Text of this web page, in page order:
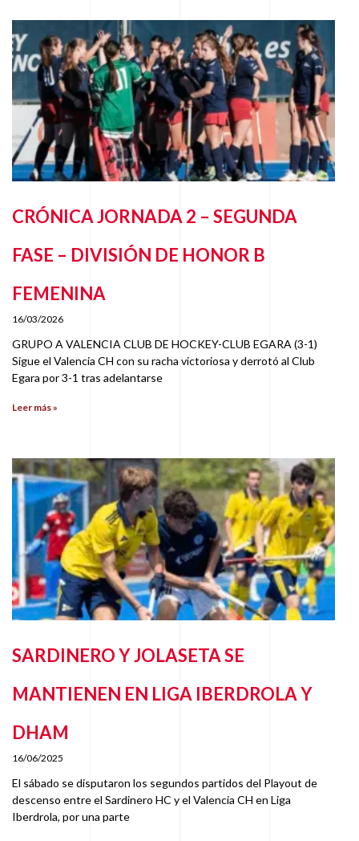
CRÓNICA JORNADA 2 – SEGUNDA
FASE – DIVISIÓN DE HONOR B
FEMENINA
16/03/2026
GRUPO A VALENCIA CLUB DE HOCKEY-CLUB EGARA (3-1)
Sigue el Valencia CH con su racha victoriosa y derrotó al Club
Egara por 3-1 tras adelantarse
Leer más »
SARDINERO Y JOLASETA SE
MANTIENEN EN LIGA IBERDROLA Y
DHAM
16/06/2025
El sábado se disputaron los segundos partidos del Playout de
descenso entre el Sardinero HC y el Valencia CH en Liga
Iberdrola, por una parte